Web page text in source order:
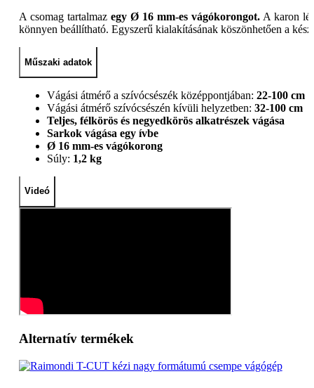
A csomag tartalmaz egy Ø 16 mm-es vágókorongot.A karon
könnyen beállítható. Egyszerű kialakításának köszönhetően a
Műszaki adatok
Vágási átmérő a szívócsészék középpontjában: 22-100 cm
Vágási átmérő szívócsészén kívüli helyzetben: 32-100 cm
Teljes, félkörös és negyedkörös alkatrészek vágása
Sarkok vágása egy ívbe
Ø 16 mm-es vágókorong
Súly: 1,2 kg
Videó
Alternatív termékek